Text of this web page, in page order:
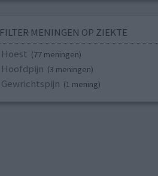
FILTER MENINGEN OP ZIEKTE
Hoest (77 meningen)
Hoofdpijn (3 meningen)
Gewrichtspijn (1 mening)